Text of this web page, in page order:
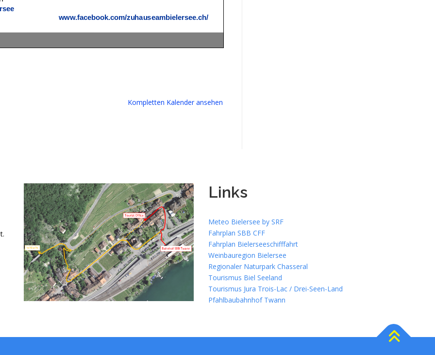
Kompletten Kalender ansehen
Links
Meteo Bielersee by SRF
Fahrplan SBB CFF
Fahrplan Bielerseeschifffahrt
Weinbauregion Bielersee
Regionaler Naturpark Chasseral
Tourismus Biel Seeland
Tourismus Jura Trois-Lac / Drei-Seen-Land
Pfahlbaubahnhof Twann